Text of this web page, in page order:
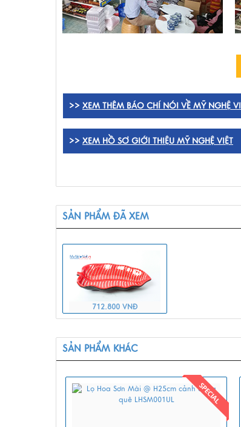
>> XEM THÊM BÁO CHÍ NÓI VỀ MỸ NGHỆ
>> XEM HỒ SƠ GIỚI THIỆU MỸ NGHỆ VIỆT
SẢN PHẨM ĐÃ XEM
712.800 VNĐ
SẢN PHẨM KHÁC